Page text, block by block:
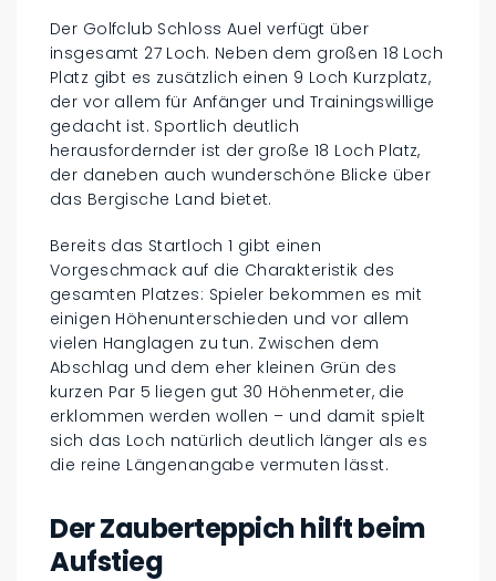
Der Golfclub Schloss Auel verfügt über
insgesamt 27 Loch. Neben dem großen 18 Loch
Platz gibt es zusätzlich einen 9 Loch Kurzplatz,
der vor allem für Anfänger und Trainingswillige
gedacht ist. Sportlich deutlich
herausfordernder ist der große 18 Loch Platz,
der daneben auch wunderschöne Blicke über
das Bergische Land bietet.
Bereits das Startloch 1 gibt einen
Vorgeschmack auf die Charakteristik des
gesamten Platzes: Spieler bekommen es mit
einigen Höhenunterschieden und vor allem
vielen Hanglagen zu tun. Zwischen dem
Abschlag und dem eher kleinen Grün des
kurzen Par 5 liegen gut 30 Höhenmeter, die
erklommen werden wollen – und damit spielt
sich das Loch natürlich deutlich länger als es
die reine Längenangabe vermuten lässt.
Der Zauberteppich hilft beim
Aufstieg